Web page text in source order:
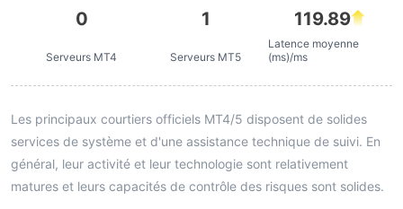
0
Serveurs MT4
1
Serveurs MT5
119.89
Latence moyenne
(ms)/ms
Les principaux courtiers officiels MT4/5 disposent de solides
services de système et d'une assistance technique de suivi. En
général, leur activité et leur technologie sont relativement
matures et leurs capacités de contrôle des risques sont solides.